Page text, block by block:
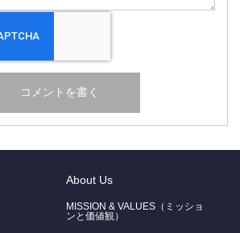
About Us
MISSION & VALUES（ミッショ
ンと価値観）